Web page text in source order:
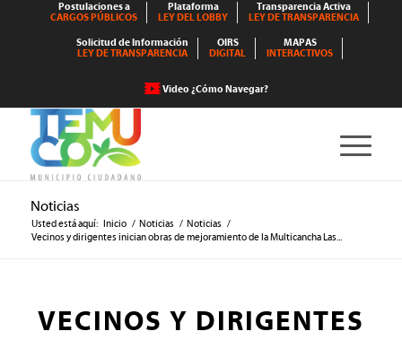
Postulaciones a
CARGOS PÚBLICOS
Plataforma
LEY DEL LOBBY
Transparencia Activa
LEY DE TRANSPARENCIA
Solicitud de Información
LEY DE TRANSPARENCIA
OIRS
DIGITAL
MAPAS
INTERACTIVOS
Video ¿Cómo Navegar?
Noticias
Usted está aquí: Inicio / Noticias / Noticias /
Vecinos y dirigentes inician obras de mejoramiento de la Multicancha Las...
VECINOS Y DIRIGENTES